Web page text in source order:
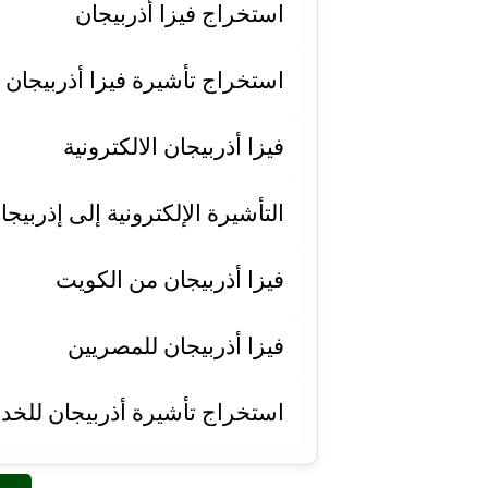
استخراج فيزا أذربيجان
استخراج تأشيرة فيزا أذربيجان
فيزا أذربيجان الالكترونية
التأشيرة الإلكترونية إلى
فيزا أذربيجان من الكويت
فيزا أذربيجان للمصريين
استخراج تأشيرة أذربيجان